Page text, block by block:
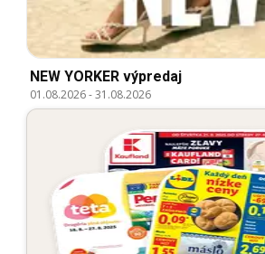
NEW YORKER výpredaj
01.08.2026-31.08.2026